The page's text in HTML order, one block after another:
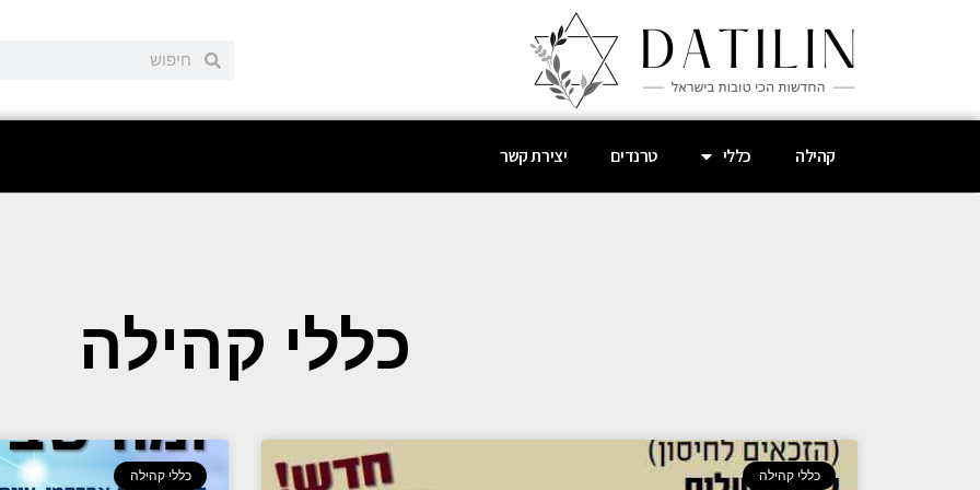
קהילה כללי טרנדים יצירת קשר
כללי קהילה
כללי קהילה כללי קהילה